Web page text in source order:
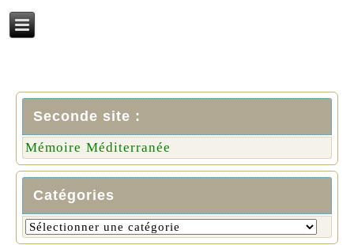
Seconde site :
Mémoire Méditerranée
Catégories